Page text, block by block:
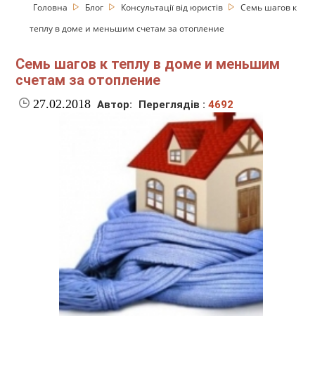
Головна Блог Консультації від юристів
Семь шагов к
теплу в доме и меньшим счетам за отопление
Семь шагов к теплу в доме и меньшим
счетам за отопление
27.02.2018 Автор: Переглядів :4692